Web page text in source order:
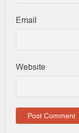
Email
Website